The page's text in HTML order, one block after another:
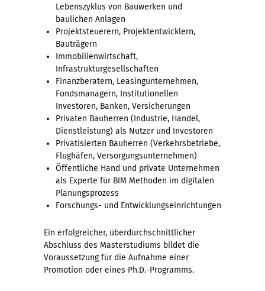
Lebenszyklus von Bauwerken und
baulichen Anlagen
Projektsteuerern, Projektentwicklern,
Bauträgern
Immobilienwirtschaft,
Infrastrukturgesellschaften
Finanzberatern, Leasingunternehmen,
Fondsmanagern, Institutionellen
Investoren, Banken, Versicherungen
Privaten Bauherren (Industrie, Handel,
Dienstleistung) als Nutzer und Investoren
Privatisierten Bauherren (Verkehrsbetriebe,
Flughäfen, Versorgungsunternehmen)
Öffentliche Hand und private Unternehmen
als Experte für BIM Methoden im digitalen
Planungsprozess
Forschungs- und Entwicklungseinrichtungen
Ein erfolgreicher, überdurchschnittlicher
Abschluss des Masterstudiums bildet die
Voraussetzung für die Aufnahme einer
Promotion oder eines Ph.D.-Programms.